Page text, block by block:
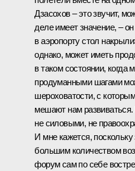
Дзасохов – это звучит,
деле имеет значение, –
в аэропорту стол
однако, может иметь
в таком состоянии,
продуманными шагами
шероховатости, с
мешают нам
не силовыми, не
И мне кажется,
большим количеством
форум сам по себе